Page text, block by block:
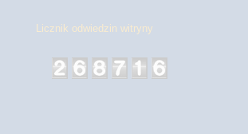
Licznik odwiedzin witryny